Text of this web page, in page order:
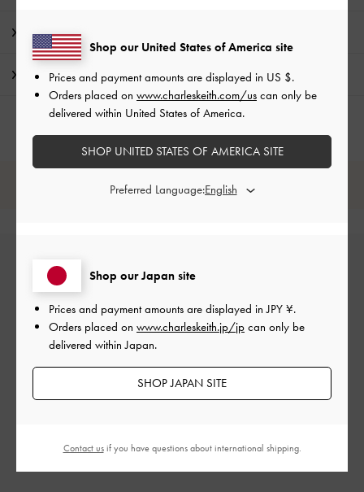
特典
配送 & 返品
レビューは購入した方のみ投稿ができます。
カスタマーレビュー
Shop our Japan site
Prices and payment amounts are displayed inJPY ¥.
Orders placed on www.charleskeith.jp/jp can only be
delivered within Japan.
SHOP JAPAN SITE
Shop our United States of America site
Prices and payment amounts are displayed in US $.
Orders placed on www.charleskeith.com/us can only be
delivered within United States of America.
SHOP UNITED STATES OF AMERICA SITE
Preferred Language:
Contact usif you have questions about international shipping.